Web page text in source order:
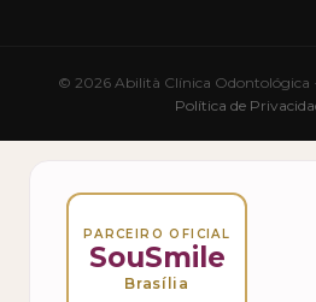
© 2026 Abilità Clínica Odontológica
Política de
PARCEIRO OFICIAL
SouSmile
Brasília